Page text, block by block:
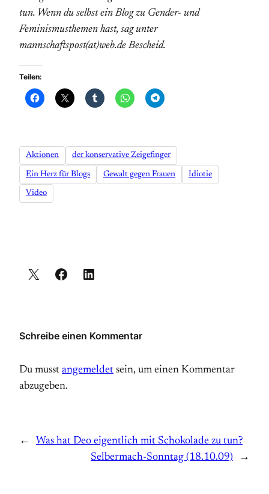
tun. Wenn du selbst ein Blog zu Gender- und
Feminismusthemen hast, sag unter
mannschaftspost(at)web.de Bescheid.
Teilen:
Aktionen der konservative Zeigefinger
Ein Herz für Blogs Gewalt gegen Frauen Idiotie
Video
Schreibe einen Kommentar
Du musst angemeldet sein, um einen Kommentar
abzugeben.
←
Was hat Deo eigentlich mit Schokolade zu tun?
Selbermach-Sonntag (18.10.09)
→